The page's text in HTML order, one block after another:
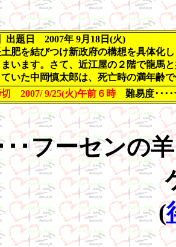
】出題日 2007年 9月18日(火)
肥を結びつけ新政府の構想を具体化
います。さて、近江屋の２階で龍馬
いた中岡慎太郎は、死亡時の満年齢
切 2007/ 9/25(火)午前６時 難易度･･
･･フーセンの
(